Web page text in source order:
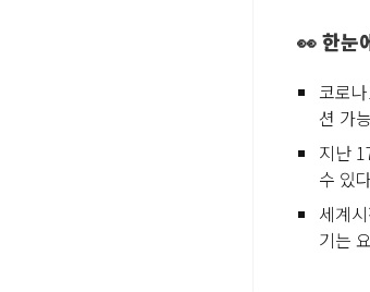
👀 한눈
코로
션 가
지난
수 있
세계
기는